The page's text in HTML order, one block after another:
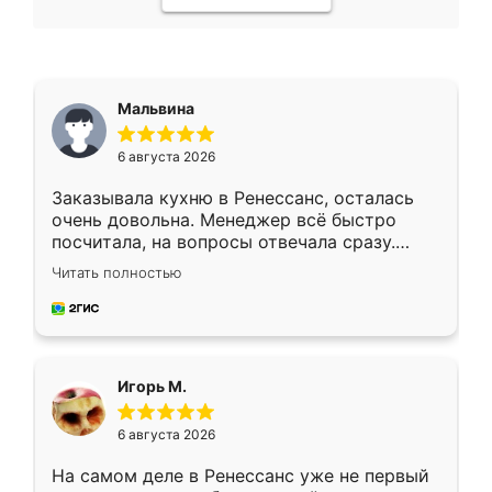
Мальвина
6 августа 2026
Заказывала кухню в Ренессанс, осталась
очень довольна. Менеджер всё быстро
посчитала, на вопросы отвечала сразу.
Замерщик приехал в субботу, подошёл к
делу со всей ответственностью. Собрали
за день, ребята работали аккуратно, даже
Читать полностью
Игорь М.
6 августа 2026
На самом деле в Ренессанс уже не первый